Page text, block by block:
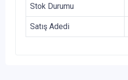
Stok Durumu
Satış Adedi